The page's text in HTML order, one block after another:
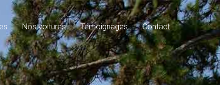
Nos voitures Témoignages Contact